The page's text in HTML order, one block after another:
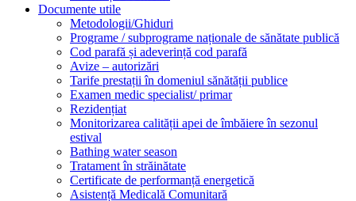
Documente utile
Metodologii/Ghiduri
Programe / subprograme naționale de sănătate publică
Cod parafă și adeverință cod parafă
Avize – autorizări
Tarife prestații în domeniul sănătății publice
Examen medic specialist/ primar
Rezidențiat
Monitorizarea calității apei de îmbăiere în sezonul
estival
Bathing water season
Tratament în străinătate
Certificate de performanță energetică
Asistență Medicală Comunitară